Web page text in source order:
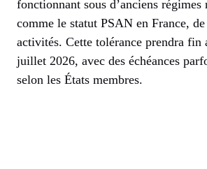
fonctionnant sous d’anciens régimes
comme le statut PSAN en France,
activités. Cette tolérance prendra fin
juillet 2026, avec des échéances
selon les États membres.